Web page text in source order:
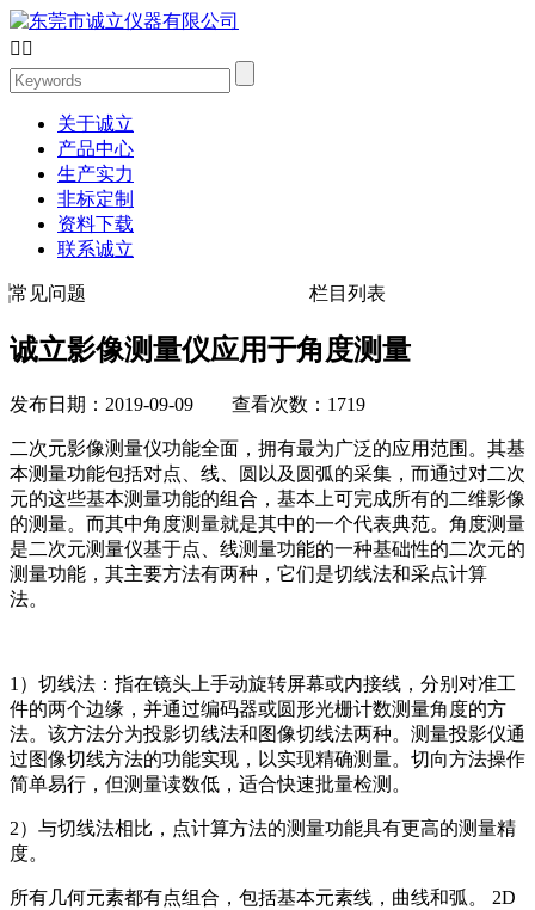
 
关于诚立
产品中心
生产实力
非标定制
资料下载
联系诚立
常见问题 栏目列表
诚立影像测量仪应用于角度测量
发布日期：2019-09-09 查看次数：1719
二次元影像测量仪功能全面，拥有最为广泛的应用范围。其基
本测量功能包括对点、线、圆以及圆弧的采集，而通过对二次
元的这些基本测量功能的组合，基本上可完成所有的二维影像
的测量。而其中角度测量就是其中的一个代表典范。角度测量
是二次元测量仪基于点、线测量功能的一种基础性的二次元的
测量功能，其主要方法有两种，它们是切线法和采点计算
法。
1）切线法：指在镜头上手动旋转屏幕或内接线，分别对准工
件的两个边缘，并通过编码器或圆形光栅计数测量角度的方
法。该方法分为投影切线法和图像切线法两种。测量投影仪通
过图像切线方法的功能实现，以实现精确测量。切向方法操作
简单易行，但测量读数低，适合快速批量检测。
2）与切线法相比，点计算方法的测量功能具有更高的测量精
度。
所有几何元素都有点组合，包括基本元素线，曲线和弧。 2D